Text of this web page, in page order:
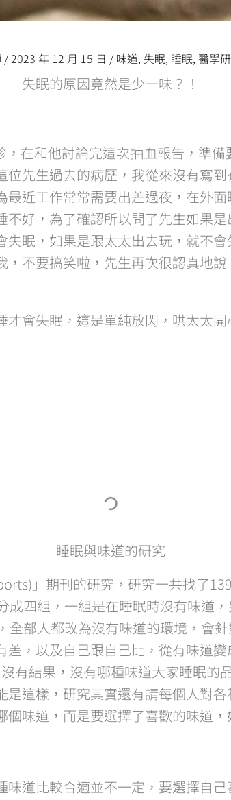
/2023 年 12 月 15 日 / 味道, 失眠, 睡眠, 醫學
失眠的原因竟然是少一味？！
在和他討論完這次抽血報告，準
先生過去的病歷，我從來沒有寫
近工作常常需要出差過夜，在外
好，為了確認所以問了先生如果
眠，如果是跟太太出去玩，就不
不要搞笑啦，先生再次很認真地
會失眠，這是單純放閃，哄太太
睡眠與味道的研究
」期刊的研究，研究一共找了
四組，一組是在睡眠時沒有味道
部人都改為沒有味道的環境，會
，以及自己跟自己比，從有味道
結果，沒有哪種味道大家睡眠的
這樣，研究其實還有請每個人對
味道，而是要選擇了喜歡的味道
道比較合適並不一定，要選擇自己